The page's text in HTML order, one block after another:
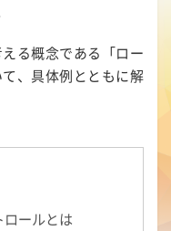
る概念である「ロー
、具体例とともに解
ールとは